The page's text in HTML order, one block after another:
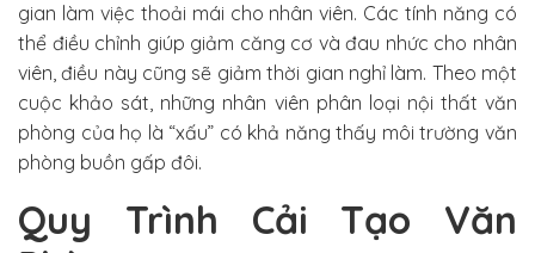
gian làm việc thoải mái cho nhân viên. Các tính năng có
thể điều chỉnh giúp giảm căng cơ và đau nhức cho nhân
viên, điều này cũng sẽ giảm thời gian nghỉ làm. Theo một
cuộc khảo sát, những nhân viên phân loại nội thất văn
phòng của họ là “xấu” có khả năng thấy môi trường văn
phòng buồn gấp đôi.
Quy Trình Cải Tạo Văn